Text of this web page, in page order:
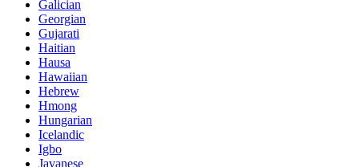
Galician
Georgian
Gujarati
Haitian
Hausa
Hawaiian
Hebrew
Hmong
Hungarian
Icelandic
Igbo
Javanese